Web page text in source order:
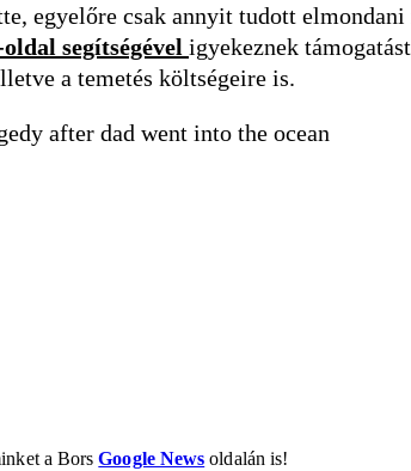
egyelőre csak annyit tudott elmondani
segítségével igyekeznek támogatást
a temetés költségeire is.
after dad went into the ocean
a BorsGoogle News oldalán is!